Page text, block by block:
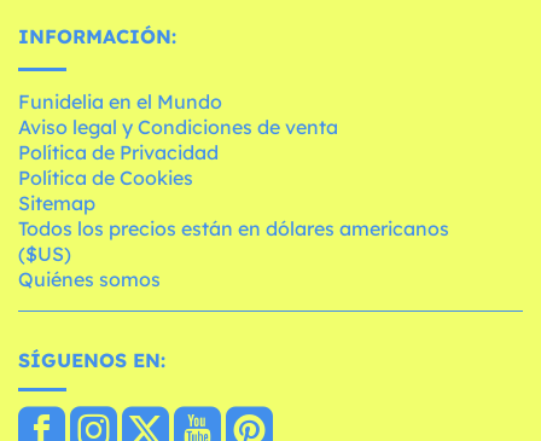
INFORMACIÓN:
Funidelia en el Mundo
Aviso legal y Condiciones de venta
Política de Privacidad
Política de Cookies
Sitemap
Todos los precios están en dólares americanos
($US)
Quiénes somos
SÍGUENOS EN: